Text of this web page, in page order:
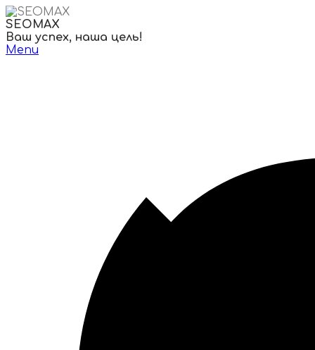
Skip
to
content
SEOMAX
Ваш успех, наша цель!
Menu